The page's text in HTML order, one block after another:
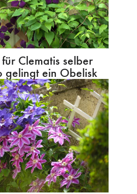
Clematis selber
gelingt ein Obelisk